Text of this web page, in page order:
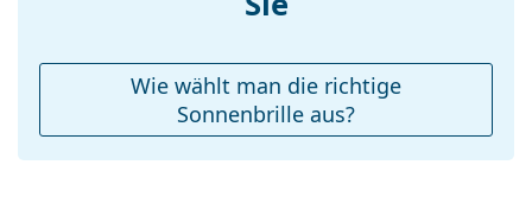
Entdecken Sie das gesamte Sortiment der
zu finden.
Reinigungstuch:
Nein
Wie wählt man die richtige
Sonnenbrille aus?